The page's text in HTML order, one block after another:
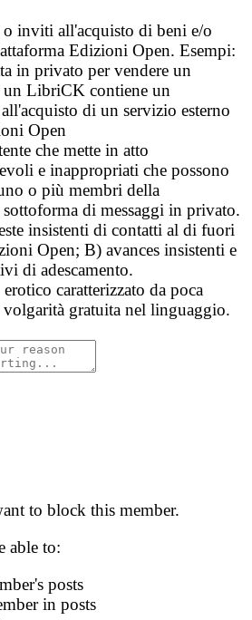
inviti all'acquisto di beni e/o
Edizioni Open. Esempi:
in privato per vendere un
LibriCK contiene un
di un servizio esterno
Open
che mette in atto
e inappropriati che possono
o più membri della
di messaggi in privato.
insistenti di contatti al di fuori
Open; B) avances insistenti e
di adescamento.
caratterizzato da poca
volgarità gratuita nel linguaggio.
to block this member.
able to:
posts
in posts